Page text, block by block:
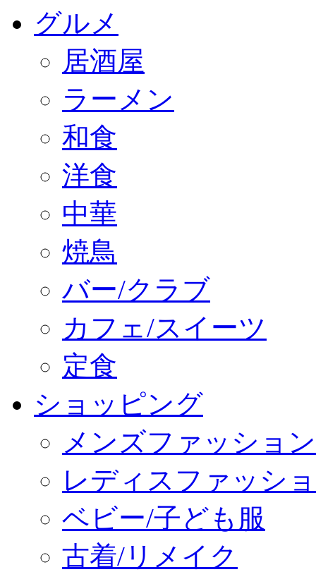
グルメ
居酒屋
ラーメン
和食
洋食
中華
焼鳥
バー/クラブ
カフェ/スイーツ
定食
ショッピング
メンズファッション
レディスファッシ
ベビー/子ども服
古着/リメイク